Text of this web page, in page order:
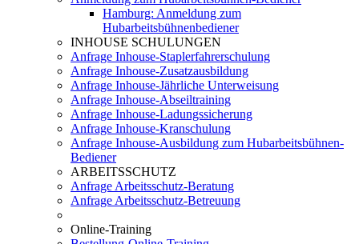
Hamburg: Anmeldung zum
Hubarbeitsbühnenbediener
INHOUSE SCHULUNGEN
Anfrage Inhouse-Staplerfahrerschulung
Anfrage Inhouse-Zusatzausbildung
Anfrage Inhouse-Jährliche Unterweisung
Anfrage Inhouse-Abseiltraining
Anfrage Inhouse-Ladungssicherung
Anfrage Inhouse-Kranschulung
Anfrage Inhouse-Ausbildung zum Hubarbeitsbühnen-
Bediener
ARBEITSSCHUTZ
Anfrage Arbeitsschutz-Beratung
Anfrage Arbeitsschutz-Betreuung
Online-Training